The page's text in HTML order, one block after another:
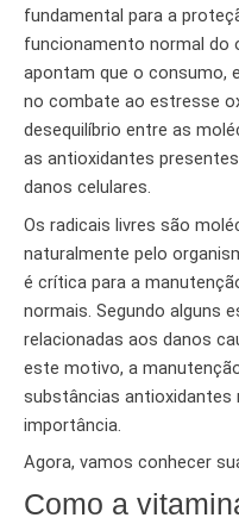
fundamental para a
funcionamento normal do
apontam que o consumo,
no combate ao estresse
desequilíbrio entre as
as antioxidantes
danos celulares.
Os radicais livres são
naturalmente pelo
é crítica para a
normais. Segundo alguns
relacionadas aos danos
este motivo, a
substâncias antioxidantes
importância.
Agora, vamos conhecer
Como a